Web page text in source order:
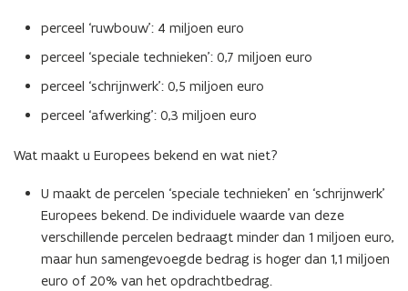
perceel ‘ruwbouw’: 4 miljoen euro
perceel ‘speciale technieken’: 0,7 miljoen euro
perceel ‘schrijnwerk’: 0,5 miljoen euro
perceel ‘afwerking’: 0,3 miljoen euro
Wat maakt u Europees bekend en wat niet?
U maakt de percelen ‘speciale technieken’ en ‘schrijnwerk’
Europees bekend. De individuele waarde van deze
verschillende percelen bedraagt minder dan 1 miljoen euro,
maar hun samengevoegde bedrag is hoger dan 1,1 miljoen
euro of 20% van het opdrachtbedrag.